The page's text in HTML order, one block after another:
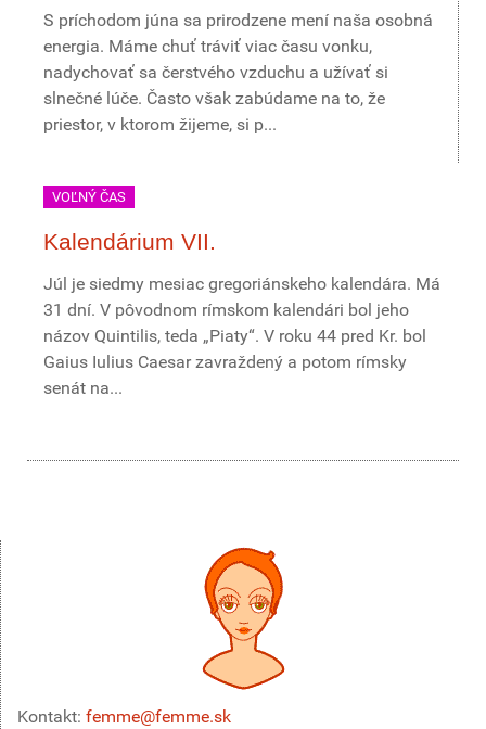
S príchodom júna sa prirodzene mení naša osobná
energia. Máme chuť tráviť viac času vonku,
nadychovať sa čerstvého vzduchu a užívať si
slnečné lúče. Často však zabúdame na to, že
priestor, v ktorom žijeme, si p...
VOĽNÝ ČAS
Kalendárium VII.
Júl je siedmy mesiac gregoriánskeho kalendára. Má
31 dní. V pôvodnom rímskom kalendári bol jeho
názov Quintilis, teda „Piaty“. V roku 44 pred Kr. bol
Gaius Iulius Caesar zavraždený a potom rímsky
senát na...
Kontakt: femme@femme.sk